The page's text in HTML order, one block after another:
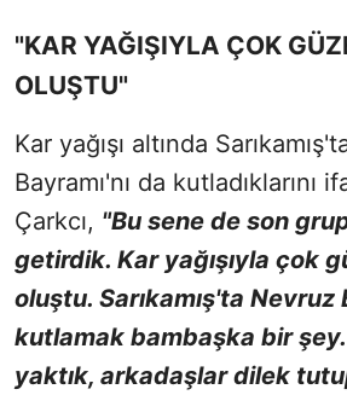
"KAR YAĞIŞIYLA ÇOK
OLUŞTU"
Kar yağışı altında
Bayramı'nı da kutladıklarını
Çarkcı, "Bu sene de son
getirdik. Kar yağışıyla çok
oluştu. Sarıkamış'ta Nevruz
kutlamak bambaşka bir
yaktık, arkadaşlar dilek